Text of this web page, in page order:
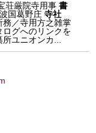
荘厳院寺用事 書
国葛野庄 寺社
務／寺用方之雑掌
ログへのリンクを
所ユニオンカ...